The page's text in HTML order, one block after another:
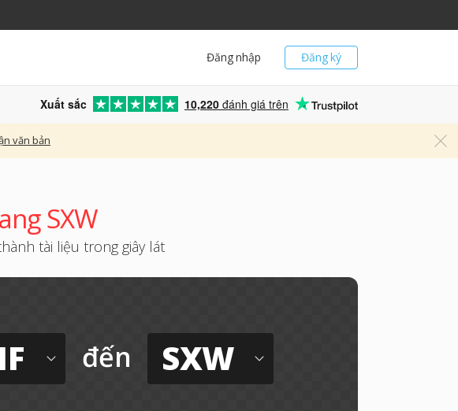
Đăng ký
Đăng nhập
Xuất sắc 10,220 đánh giá trên
văn bản
SXW
tài liệu trong giây lát
đến SXW